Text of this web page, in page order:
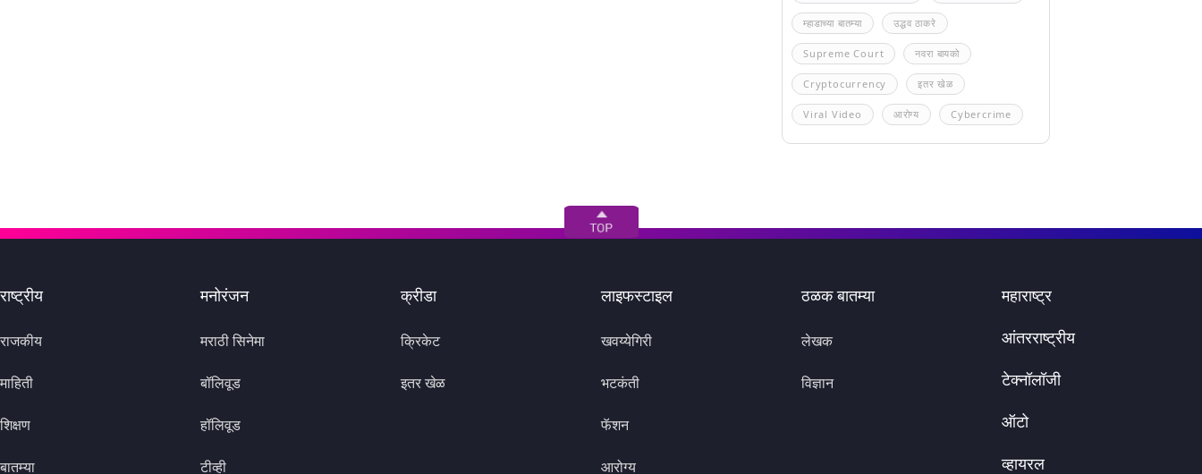
म्हाडाच्या बातम्या उद्धव ठाकरे
Supreme Court नवरा बायको
Cryptocurrency इतर खेळ
Viral Video आरोग्य Cybercrime
राष्ट्रीय
राजकीय
माहिती
शिक्षण
बातम्या
मनोरंजन
मराठी सिनेमा
बॉलिवूड
हॉलिवूड
टीव्ही
क्रीडा
क्रिकेट
इतर खेळ
लाइफस्टाइल
खवय्येगिरी
भटकंती
फॅशन
आरोग्य
ठळक बातम्या
लेखक
विज्ञान
महाराष्ट्र
आंतरराष्ट्रीय
टेक्नॉलॉजी
ऑटो
व्हायरल